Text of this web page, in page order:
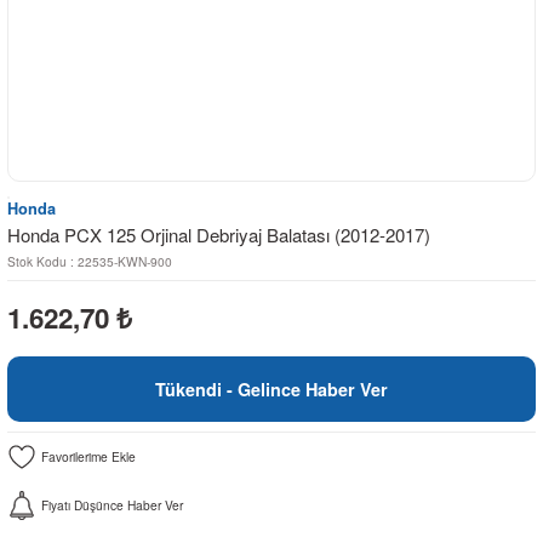
Honda
Honda PCX 125 Orjinal Debriyaj Balatası (2012-2017)
Stok Kodu : 22535-KWN-900
1.622,70 ₺
Tükendi - Gelince Haber Ver
Fiyatı Düşünce Haber Ver